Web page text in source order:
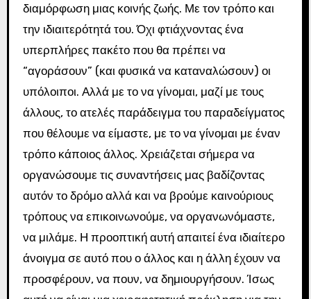
διαμόρφωση μιας κοινής ζωής. Με τον τρόπο και
την ιδιαιτερότητά του. Όχι φτιάχνοντας ένα
υπερπλήρες πακέτο που θα πρέπει να
“αγοράσουν” (και φυσικά να καταναλώσουν) οι
υπόλοιποι. Αλλά με το να γίνομαι, μαζί με τους
άλλους, το ατελές παράδειγμα του παραδείγματος
που θέλουμε να είμαστε, με το να γίνομαι με έναν
τρόπο κάποιος άλλος. Χρειάζεται σήμερα να
οργανώσουμε τις συναντήσεις μας βαδίζοντας
αυτόν το δρόμο αλλά και να βρούμε καινούριους
τρόπους να επικοινωνούμε, να οργανωνόμαστε,
να μιλάμε. Η προοπτική αυτή απαιτεί ένα ιδιαίτερο
άνοιγμα σε αυτό που ο άλλος και η άλλη έχουν να
προσφέρουν, να πουν, να δημιουργήσουν. Ίσως